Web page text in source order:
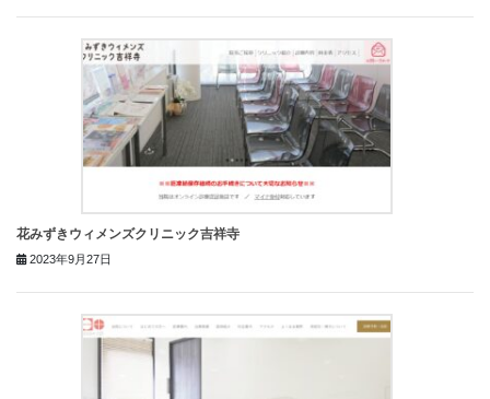
花みずきウィメンズクリニック吉祥寺
2023年9月27日